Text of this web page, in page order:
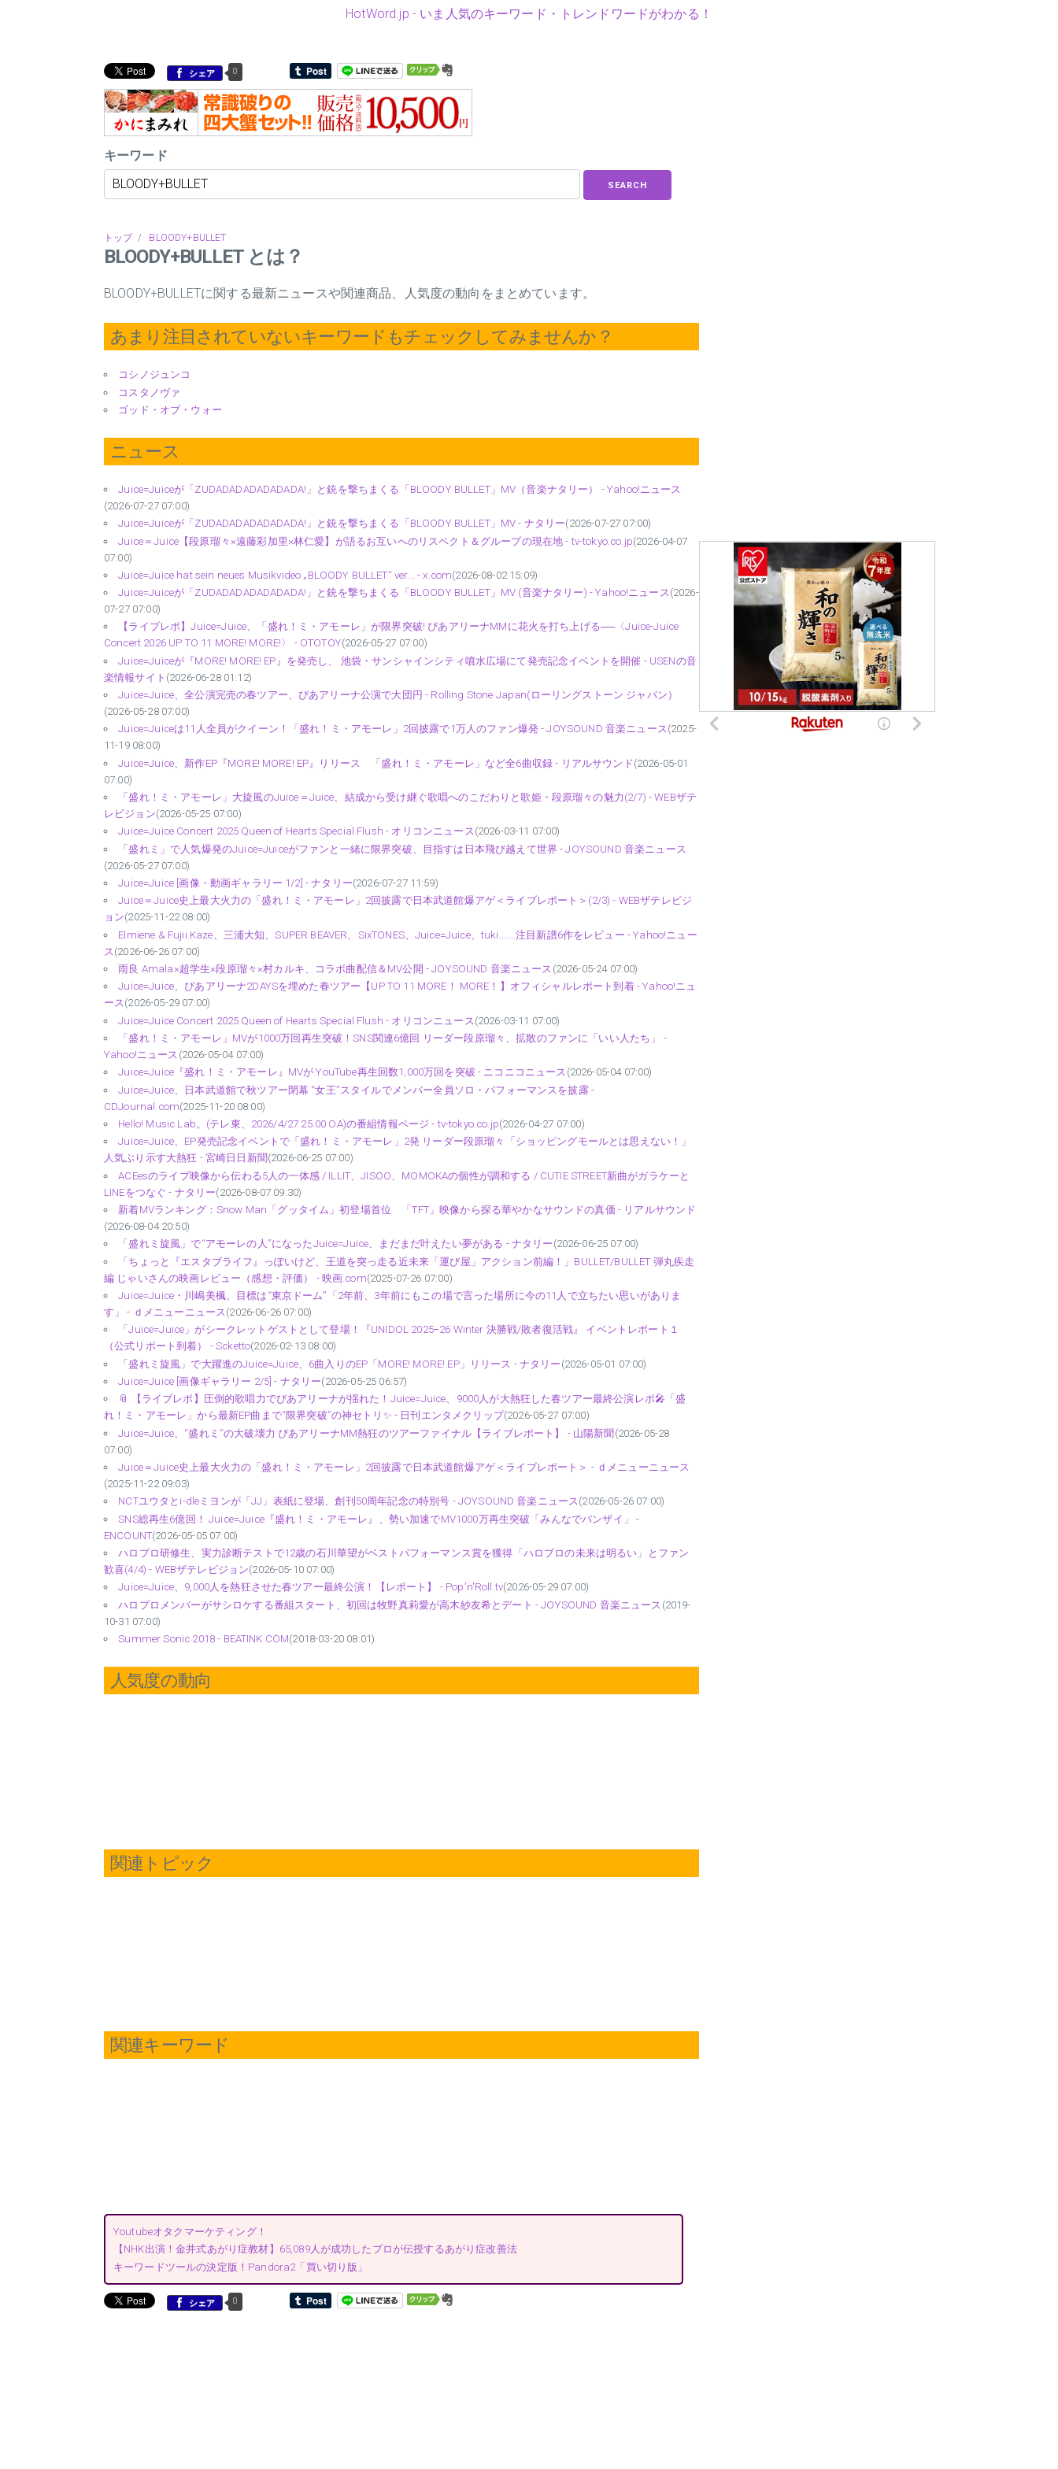
HotWord.jp - いま人気のキーワード・トレンドワードがわかる！
シェア 0
キーワード
SEARCH
トップ/ BLOODY+BULLET
BLOODY+BULLET とは？
BLOODY+BULLETに関する最新ニュースや関連商品、人気度の動向をまとめています。
あまり注目されていないキーワードもチェックしてみませんか？
コシノジュンコ
コスタノヴァ
ゴッド・オブ・ウォー
ニュース
Juice=Juiceが「ZUDADADADADADADA!」と銃を撃ちまくる「BLOODY BULLET」MV（音楽ナタリー） - Yahoo!ニュース
(2026-07-27 07:00)
Juice=Juiceが「ZUDADADADADADADA!」と銃を撃ちまくる「BLOODY BULLET」MV - ナタリー(2026-07-27 07:00)
Juice＝Juice【段原瑠々×遠藤彩加里×林仁愛】が語るお互いへのリスペクト＆グループの現在地 - tv-tokyo.co.jp(2026-04-07
07:00)
Juice=Juice hat sein neues Musikvideo „BLOODY BULLET“ ver... - x.com(2026-08-02 15:09)
Juice=Juiceが「ZUDADADADADADADA!」と銃を撃ちまくる「BLOODY BULLET」MV (音楽ナタリー) - Yahoo!ニュース(2026-
07-27 07:00)
【ライブレポ】Juice=Juice、「盛れ！ミ・アモーレ」が限界突破! ぴあアリーナMMに花火を打ち上げる──〈Juice-Juice
Concert 2026 UP TO 11 MORE! MORE!〉 - OTOTOY(2026-05-27 07:00)
Juice=Juiceが『MORE! MORE! EP』を発売し、 池袋・サンシャインシティ噴水広場にて発売記念イベントを開催 - USENの音
楽情報サイト (2026-06-28 01:12)
Juice=Juice、全公演完売の春ツアー、ぴあアリーナ公演で大団円 - Rolling Stone Japan(ローリングストーン ジャパン）
(2026-05-28 07:00)
Juice=Juiceは11人全員がクイーン！「盛れ！ミ・アモーレ」2回披露で1万人のファン爆発 - JOYSOUND 音楽ニュース(2025-
11-19 08:00)
Juice=Juice、新作EP『MORE! MORE! EP』リリース 「盛れ！ミ・アモーレ」など全6曲収録 - リアルサウンド(2026-05-01
07:00)
「盛れ！ミ・アモーレ」大旋風のJuice＝Juice、結成から受け継ぐ歌唱へのこだわりと歌姫・段原瑠々の魅力(2/7) - WEBザテ
レビジョン(2026-05-25 07:00)
Juice=Juice Concert 2025 Queen of Hearts Special Flush - オリコンニュース(2026-03-11 07:00)
「盛れミ」で人気爆発のJuice=Juiceがファンと一緒に限界突破、目指すは日本飛び越えて世界 - JOYSOUND 音楽ニュース
(2026-05-27 07:00)
Juice=Juice [画像・動画ギャラリー 1/2] - ナタリー(2026-07-27 11:59)
Juice＝Juice史上最大火力の「盛れ！ミ・アモーレ」2回披露で日本武道館爆アゲ＜ライブレポート＞(2/3) - WEBザテレビジ
ョン(2025-11-22 08:00)
Elmiene & Fujii Kaze、三浦大知、SUPER BEAVER、SixTONES、Juice=Juice、tuki.……注目新譜6作をレビュー - Yahoo!ニュー
ス (2026-06-26 07:00)
雨良 Amala×超学生×段原瑠々×村カルキ、コラボ曲配信＆MV公開 - JOYSOUND 音楽ニュース (2026-05-24 07:00)
Juice=Juice、ぴあアリーナ2DAYSを埋めた春ツアー【UP TO 11 MORE！ MORE！】オフィシャルレポート到着 - Yahoo!ニュ
ース(2026-05-29 07:00)
Juice=Juice Concert 2025 Queen of Hearts Special Flush - オリコンニュース (2026-03-11 07:00)
「盛れ！ミ・アモーレ」MVが1000万回再生突破！SNS関連6億回 リーダー段原瑠々、拡散のファンに「いい人たち」 -
Yahoo!ニュース (2026-05-04 07:00)
Juice=Juice『盛れ！ミ・アモーレ』MVが YouTube再生回数1,000万回を突破 - ニコニコニュース (2026-05-04 07:00)
Juice=Juice、日本武道館で秋ツアー閉幕 “女王”スタイルでメンバー全員ソロ・パフォーマンスを披露 -
CDJournal.com(2025-11-20 08:00)
Hello! Music Lab。(テレ東、2026/4/27 25:00 OA)の番組情報ページ - tv-tokyo.co.jp(2026-04-27 07:00)
Juice=Juice、EP発売記念イベントで「盛れ！ミ・アモーレ」2発 リーダー段原瑠々「ショッピングモールとは思えない！」
人気ぶり示す大熱狂 - 宮崎日日新聞(2026-06-25 07:00)
ACEesのライブ映像から伝わる5人の一体感 / ILLIT、JISOO、MOMOKAの個性が調和する / CUTIE STREET新曲がガラケーと
LINEをつなぐ - ナタリー(2026-08-07 09:30)
新着MVランキング：Snow Man「グッタイム」初登場首位 「TFT」映像から探る華やかなサウンドの真価 - リアルサウンド
(2026-08-04 20:50)
「盛れミ旋風」で“アモーレの人”になったJuice=Juice、まだまだ叶えたい夢がある - ナタリー (2026-06-25 07:00)
「ちょっと『エスタブライフ』っぽいけど、王道を突っ走る近未来「運び屋」アクション前編！」BULLET/BULLET 弾丸疾走
編 じゃいさんの映画レビュー（感想・評価） - 映画.com(2025-07-26 07:00)
Juice=Juice・川嶋美楓、目標は“東京ドーム”「2年前、3年前にもこの場で言った場所に今の11人で立ちたい思いがありま
す」 - ｄメニューニュース(2026-06-26 07:00)
「Juice=Juice」がシークレットゲストとして登場！『UNIDOL 2025ｰ26 Winter 決勝戦/敗者復活戦』 イベントレポート１
（公式リポート到着） - Scketto(2026-02-13 08:00)
「盛れミ旋風」で大躍進のJuice=Juice、6曲入りのEP「MORE! MORE! EP」リリース - ナタリー (2026-05-01 07:00)
Juice=Juice [画像ギャラリー 2/5] - ナタリー(2026-05-25 06:57)
📎 【ライブレポ】圧倒的歌唱力でぴあアリーナが揺れた！Juice=Juice、9000人が大熱狂した春ツアー最終公演レポ🎤「盛
れ！ミ・アモーレ」から最新EP曲まで“限界突破”の神セトリ✨ - 日刊エンタメクリップ(2026-05-27 07:00)
Juice=Juice、“盛れミ”の大破壊力 ぴあアリーナMM熱狂のツアーファイナル【ライブレポート】 - 山陽新聞(2026-05-28
07:00)
Juice＝Juice史上最大火力の「盛れ！ミ・アモーレ」2回披露で日本武道館爆アゲ＜ライブレポート＞ - ｄメニューニュース
(2025-11-22 09:03)
NCTユウタとi-dleミヨンが「JJ」表紙に登場、創刊50周年記念の特別号 - JOYSOUND 音楽ニュース(2026-05-26 07:00)
SNS総再生6億回！ Juice=Juice『盛れ！ミ・アモーレ』、勢い加速でMV1000万再生突破「みんなでバンザイ」 -
ENCOUNT(2026-05-05 07:00)
ハロプロ研修生、実力診断テストで12歳の石川華望がベストパフォーマンス賞を獲得「ハロプロの未来は明るい」とファン
歓喜(4/4) - WEBザテレビジョン(2026-05-10 07:00)
Juice=Juice、9,000人を熱狂させた春ツアー最終公演！【レポート】 - Pop'n'Roll.tv(2026-05-29 07:00)
ハロプロメンバーがサシロケする番組スタート、初回は牧野真莉愛が高木紗友希とデート - JOYSOUND 音楽ニュース (2019-
10-31 07:00)
Summer Sonic 2018 - BEATINK.COM(2018-03-20 08:01)
人気度の動向
関連トピック
関連キーワード
Youtubeオタクマーケティング！
【NHK出演！金井式あがり症教材】65,089人が成功したプロが伝授するあがり症改善法
キーワードツールの決定版！Pandora2「買い切り版」
シェア 0